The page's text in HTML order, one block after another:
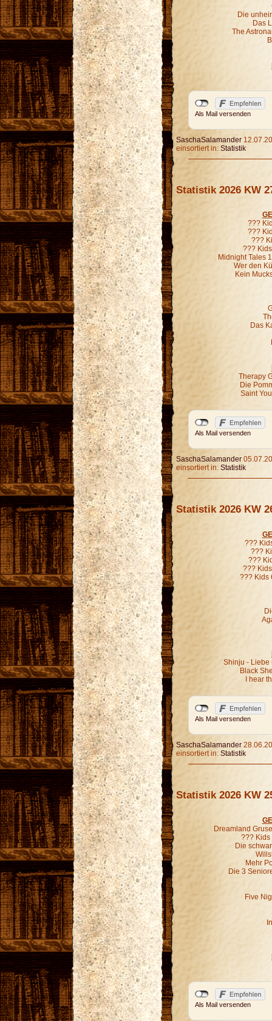
Die
Das
The
Als Mail versenden
SaschaSalamander
einsortiert in: Statistik
Statistik 2026 KW
???
???
???
???
Midnight Tales
Wer den
Kein
Das
Therapy
Die
Saint
Als Mail versenden
SaschaSalamander
einsortiert in: Statistik
Statistik 2026 KW
???
???
???
???
??? Kids
Shinju - Liebe
Black
I hear
Als Mail versenden
SaschaSalamander
einsortiert in: Statistik
Statistik 2026 KW
Dreamland
??? Kids
Die
Mehr
Die 3
Five
Als Mail versenden